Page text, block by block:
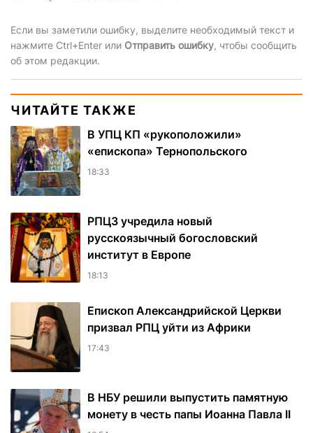
Если вы заметили ошибку, выделите необходимый текст и
нажмите Ctrl+Enter или Отправить ошибку, чтобы сообщить
об этом редакции.
ЧИТАЙТЕ ТАКЖЕ
В УПЦ КП «рукоположили»
«епископа» Тернопольского
18:33
РПЦЗ учредила новый
русскоязычный богословский
институт в Европе
18:13
Епископ Александрийской Церкви
призвал РПЦ уйти из Африки
17:43
В НБУ решили выпустить памятную
монету в честь папы Иоанна Павла II